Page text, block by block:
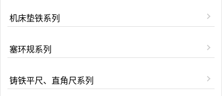
机床垫铁系列
塞环规系列
铸铁平尺、直角尺系列